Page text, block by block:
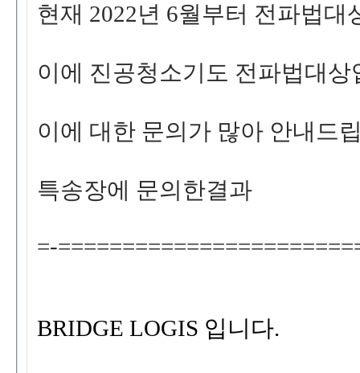
현재2022년6월부터전파법대
이에진공청소기도전파법대상
이에대한문의가많아안내드
특송장에문의한결과
=-
BRIDGELOGIS 입니다.